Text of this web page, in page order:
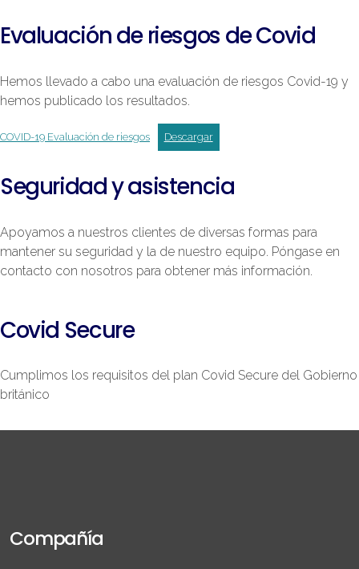
Evaluación de riesgos de Covid
Hemos llevado a cabo una evaluación de riesgos Covid-19 y
hemos publicado los resultados.
COVID-19 Evaluación de riesgos Descargar
Seguridad y asistencia
Apoyamos a nuestros clientes de diversas formas para
mantener su seguridad y la de nuestro equipo. Póngase en
contacto con nosotros para obtener más información.
Covid Secure
Cumplimos los requisitos del plan Covid Secure del Gobierno
británico
Compañía